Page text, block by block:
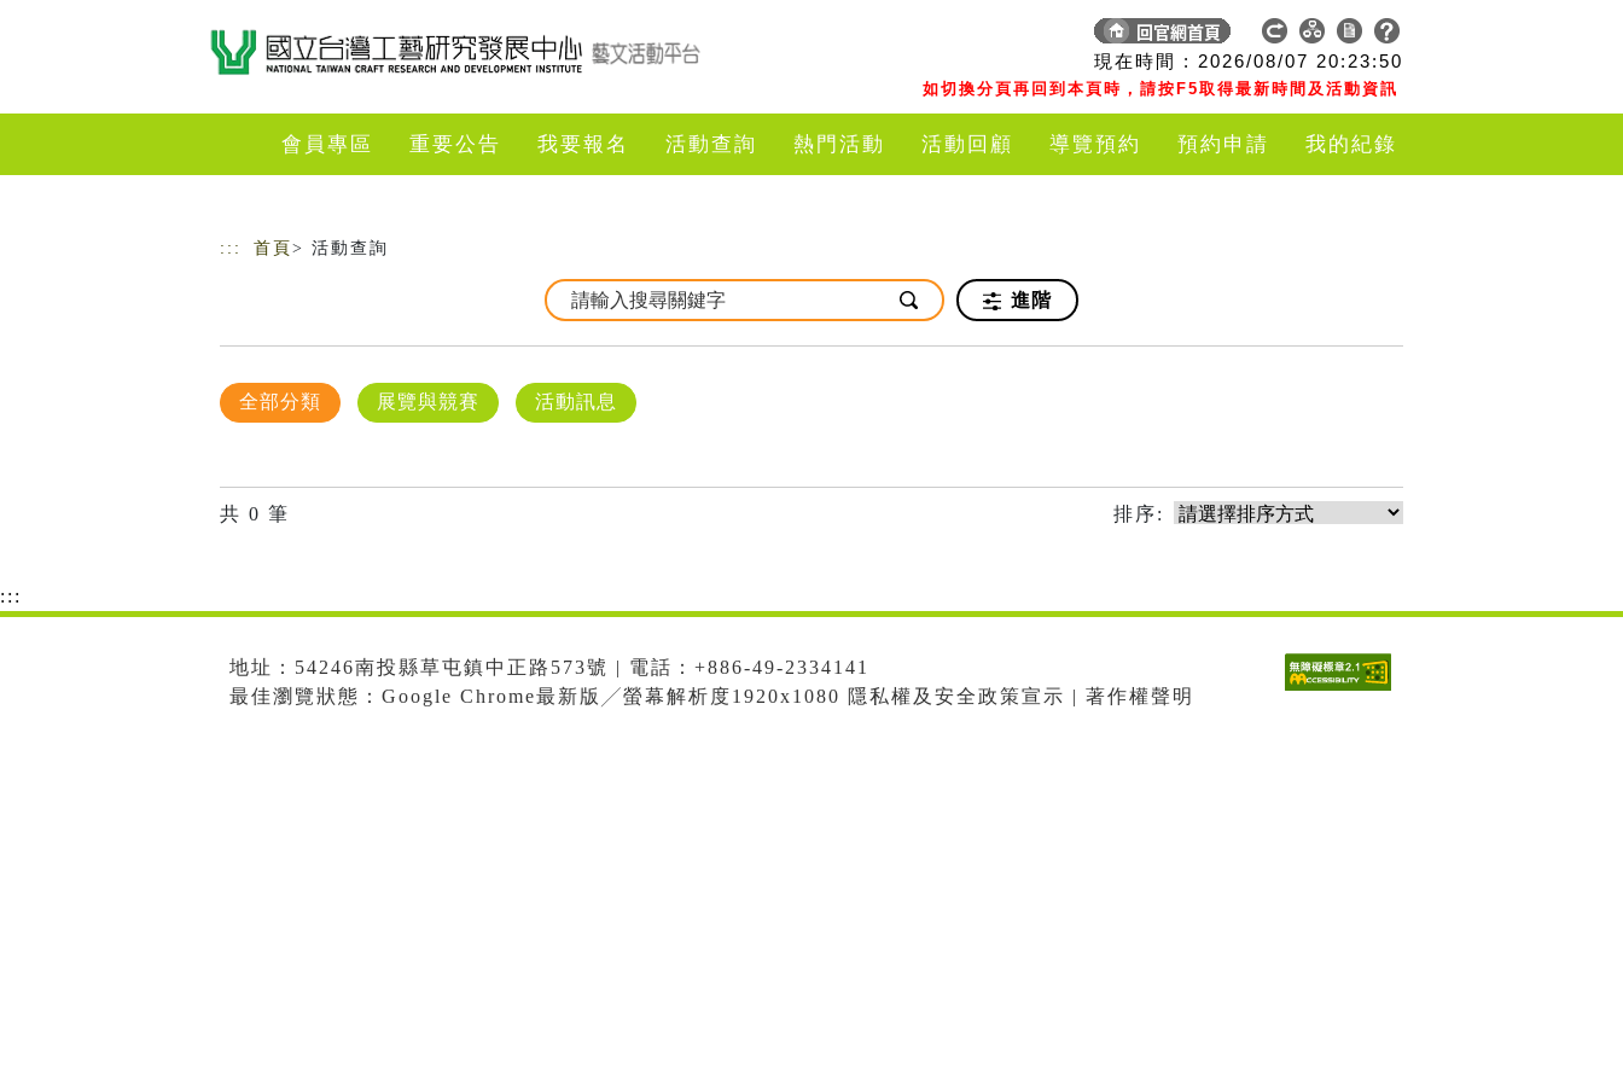
現在時間 : 2026/08/07 20:23:50
如切換分頁再回到本頁時，請按F5取得最新時間及活動資訊
會員專區 重要公告 我要報名 活動查詢 熱門活動 活動回顧 導覽預約 預約申請 我的紀錄
::: 首頁 > 活動查詢
進階
全部分類 展覽與競賽 活動訊息
共 0 筆 排序:
:::
地址：54246南投縣草屯鎮中正路573號 | 電話：+886-49-2334141
最佳瀏覽狀態：Google Chrome最新版╱螢幕解析度1920x1080 隱私權及安全政策宣示 | 著作權聲明